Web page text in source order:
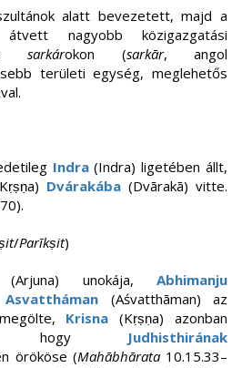
alatt bevezetett, majd a
nagyobb közigazgatási
a sarkárokon (sarkār, angol
területi egység, meglehetős
Indra(Indra) ligetében állt,
Dvárakába (Dvārakā) vitte.
/Parīkṣit)
unokája, Abhimanju
Asvattháman (Aśvatthāman) az
Krisna (Kṛṣṇa) azonban
hogy Judhisthirának
örököse (Mahābhārata10.15.33–